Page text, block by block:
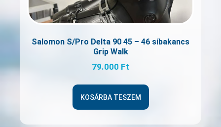
Salomon S/Pro Delta 90 45 – 46 síbakancs
Grip Walk
79.000 Ft
KOSÁRBA TESZEM